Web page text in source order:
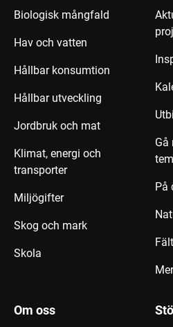
Biologisk mångfald
Hav och vatten
Hållbar konsumtion
Hållbar utveckling
Jordbruk och mat
Klimat, energi och
transporter
Miljögifter
Skog och mark
Skola
Gå
På
Om oss